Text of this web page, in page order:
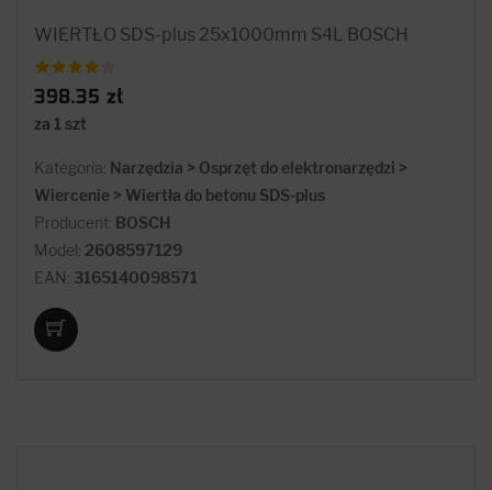
WIERTŁO SDS-plus 25x1000mm S4L BOSCH
398.35 zł
za 1 szt
Kategoria: Narzędzia > Osprzęt do elektronarzędzi >
Wiercenie > Wiertła do betonu SDS-plus
Producent: BOSCH
Model: 2608597129
EAN: 3165140098571